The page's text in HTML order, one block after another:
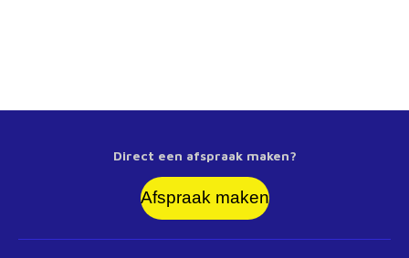
Direct een afspraak maken?
Afspraak maken